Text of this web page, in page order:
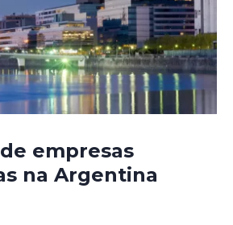
empresas
na Argentina